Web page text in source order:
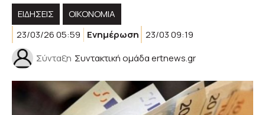
ΕΙΔΗΣΕΙΣ
ΟΙΚΟΝΟΜΙΑ
23/03/26 05:59
Ενημέρωση 23/03 09:19
Σύνταξη Συντακτική ομάδα ertnews.gr